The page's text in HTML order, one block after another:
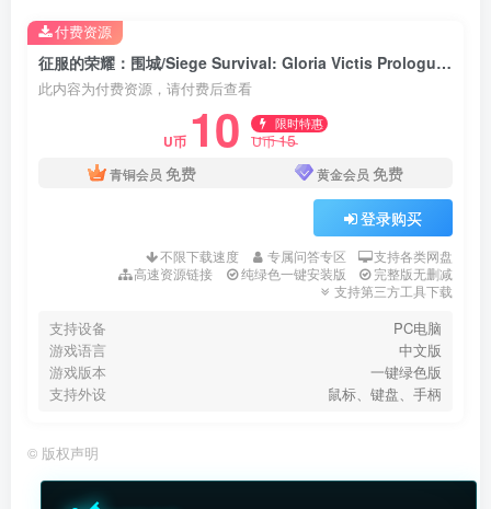
征服的荣耀：围城/Siege Survival: Gloria Victis Prologue(更新V2终极版)
此内容为付费资源，请付费后查看
U币 10 限时特惠
U币15
青铜会员 免费 黄金会员 免费
登录购买
不限下载速度 专属问答专区
支持各类网盘
高速资源链接
纯绿色一键安装版
完整版无删减
支持第三方工具下载
支持设备
PC电脑
游戏语言
中文版
游戏版本
一键绿色版
支持外设
鼠标、键盘、手柄
付费资源
© 版权声明